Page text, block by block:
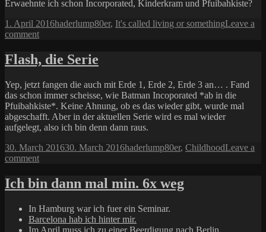
Erwaehnte ich schon Incorporated, Kinderkram und Pfuibahkiste?
Posted
on
1. April 2016Author
haderlumpCategories
80er, It's called living or somethingLeave a
commenton
Flash, die Serie
Yep, jetzt fangen die auch mit Erde 1, Erde 2, Erde 3 an… . Fand
das schon immer scheisse, wie Batman Incoporated *ab in die
Pfuibahkiste*. Keine Ahnung, ob es das wieder gibt, wurde mal
abgeschafft. Aber in der aktuellen Serie wird es mal wieder
aufgelegt, also ich bin denn dann raus.
Posted
on
30. March 201630. March 2016Author
haderlumpCategories
80er, ChildhoodLeave a
commenton
die
Serie
Ich bin dann mal min. 6x weg
In Hamburg war ich fuer ein Seminar.
Barcelona hab ich hinter mir.
Im April muss ich zu einerBeerdigung nach Berlin.